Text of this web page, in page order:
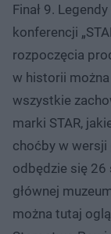
Finał 9.
konferencji
rozpoczęcia
w historii
wszystkie
marki STAR,
choćby w
odbędzie się 26
głównej
można tutaj